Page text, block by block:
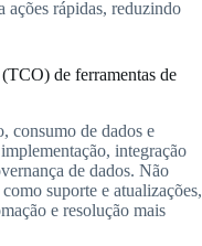
rápidas, reduzindo
de ferramentas de
consumo de dados e
integração
de dados. Não
suporte e atualizações,
e resolução mais